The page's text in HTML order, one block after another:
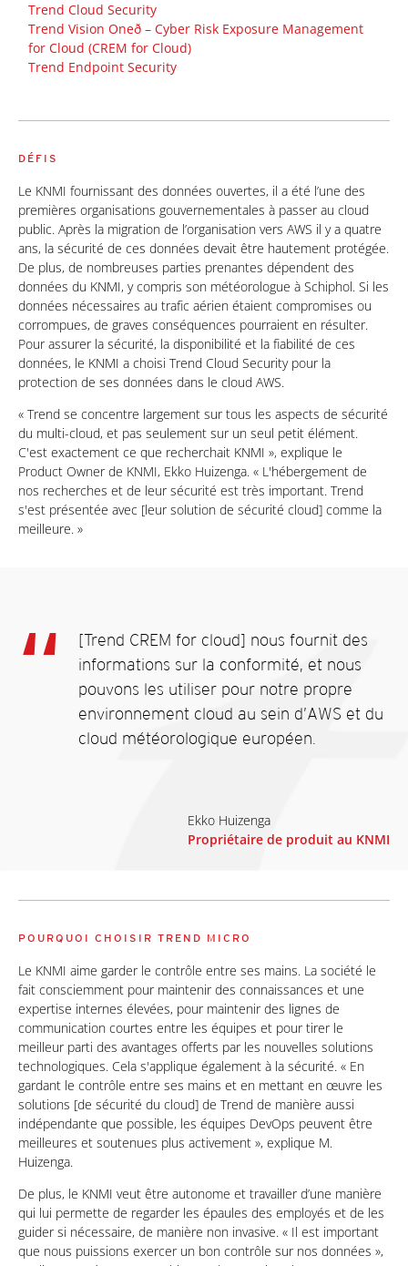
Trend Cloud Security
Trend Vision Oneð – Cyber Risk Exposure Management
for Cloud (CREM for Cloud)
Trend Endpoint Security
DÉFIS
Le KNMI fournissant des données ouvertes, il a été l’une des
premières organisations gouvernementales à passer au cloud
public. Après la migration de l’organisation vers AWS il y a quatre
ans, la sécurité de ces données devait être hautement protégée.
De plus, de nombreuses parties prenantes dépendent des
données du KNMI, y compris son météorologue à Schiphol. Si les
données nécessaires au trafic aérien étaient compromises ou
corrompues, de graves conséquences pourraient en résulter.
Pour assurer la sécurité, la disponibilité et la fiabilité de ces
données, le KNMI a choisi Trend Cloud Security pour la
protection de ses données dans le cloud AWS.
« Trend se concentre largement sur tous les aspects de sécurité
du multi-cloud, et pas seulement sur un seul petit élément.
C'est exactement ce que recherchait KNMI », explique le
Product Owner de KNMI, Ekko Huizenga. « L'hébergement de
nos recherches et de leur sécurité est très important. Trend
s'est présentée avec [leur solution de sécurité cloud] comme la
meilleure. »
[Trend CREM for cloud] nous fournit des
informations sur la conformité, et nous
pouvons les utiliser pour notre propre
environnement cloud au sein d’AWS et du
cloud météorologique européen.
Ekko Huizenga
Propriétaire de produit au KNMI
POURQUOI CHOISIR TREND MICRO
Le KNMI aime garder le contrôle entre ses mains. La société le
fait consciemment pour maintenir des connaissances et une
expertise internes élevées, pour maintenir des lignes de
communication courtes entre les équipes et pour tirer le
meilleur parti des avantages offerts par les nouvelles solutions
technologiques. Cela s'applique également à la sécurité. « En
gardant le contrôle entre ses mains et en mettant en œuvre les
solutions [de sécurité du cloud] de Trend de manière aussi
indépendante que possible, les équipes DevOps peuvent être
meilleures et soutenues plus activement », explique M.
Huizenga.
De plus, le KNMI veut être autonome et travailler d’une manière
qui lui permette de regarder les épaules des employés et de les
guider si nécessaire, de manière non invasive. « Il est important
que nous puissions exercer un bon contrôle sur nos données »,